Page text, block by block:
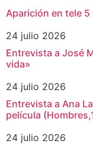
Aparición en tele
24 julio 2026
Entrevista a José
vida»
24 julio 2026
Entrevista a Ana
película
24 julio 2026